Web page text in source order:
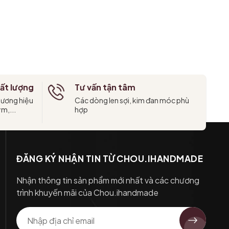
lượng
hiệu
Tư vấn tận tâm
Các dòng len sợi, kim đan móc phù
hợp
ĐĂNG KÝ NHẬN TIN TỪ CHOU.IHANDMADE
Nhận thông tin sản phẩm mới nhất và các chương
trình khuyến mãi của Chou.ihandmade